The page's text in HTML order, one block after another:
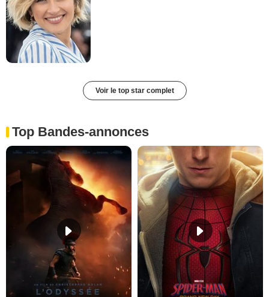
Voir le top star complet
Top Bandes-annonces